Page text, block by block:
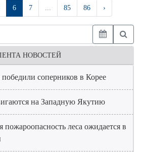
6 7 ... 85 86 ›
НОВОСТЕЙ
соперников в Корее
на Западную Якутию
пожароопасность леса ожидается в